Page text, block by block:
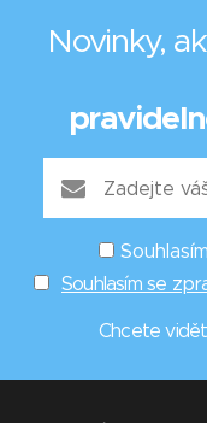
Novinky,
Souhlasím se
Chcete vidět